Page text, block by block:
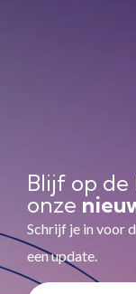
Blijf op
onze
Schrijf je in voor
een update.